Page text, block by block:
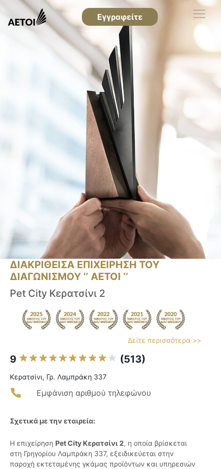
Εγγραφείτε
ΔΙΑΚΡΙΘΕΙΣΑ ΕΠΙΧΕΙΡΗΣΗ ΤΟΥ
ΔΙΑΓΩΝΙΣΜΟΥ ‘’ ΑΕΤΟΙ ‘’
Pet City Κερατσίνι 2
Δείτε περισσότερα >>
9 (513)
Κερατσίνι, Γρ. Λαμπράκη 337
Εμφάνιση αριθμού τηλεφώνου
Σχετικά με την εταιρεία:
Η επιχείρηση Pet City Κερατσίνι 2, η οποία βρίσκεται
στη Γρηγορίου Λαμπράκη 337, εξειδικεύεται στην
παροχή εκτεταμένης γκάμας προϊόντων και υπηρεσιών